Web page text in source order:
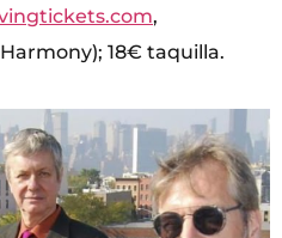
,
18€ taquilla.